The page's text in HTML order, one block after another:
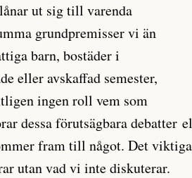
ut sig till varenda
grundpremisser vi än
barn, bostäder i
eller avskaffad semester,
ingen roll vem som
dessa förutsägbara debatter
fram till något. Det
utan vad vi inte diskuterar.